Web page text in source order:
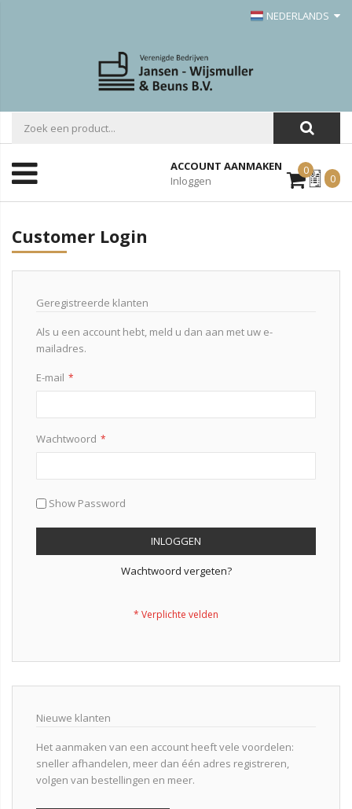
NEDERLANDS
ACCOUNT AANMAKEN
Inloggen
0Mijn
Offerte
0
Customer Login
Geregistreerde klanten
Als u een account hebt, meld u dan aan met uw e-
mailadres.
E-mail
Wachtwoord
Show Password
INLOGGEN
Wachtwoord vergeten?
Nieuwe klanten
Het aanmaken van een account heeft vele voordelen:
sneller afhandelen, meer dan één adres registreren,
volgen van bestellingen en meer.